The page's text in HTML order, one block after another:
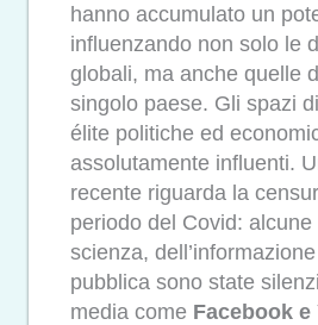
hanno accumulato un
influenzando non solo le
globali, ma anche quelle
singolo paese. Gli spazi
élite politiche ed
assolutamente influenti.
recente riguarda la
periodo del Covid: alcune
scienza,
pubblica sono state
media come Facebook e